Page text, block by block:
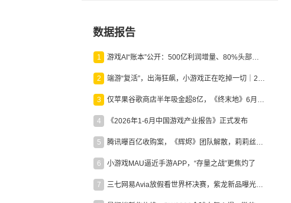
数据报告
1 游戏AI“账本”公开：500亿利润增量、80%头部入局，谁在闷声发财？
2 端游“复活”，出海狂飙，小游戏正在吃掉一切｜2026上半年产业报告
3 仅苹果谷歌商店半年吸金超8亿，《终末地》6月份收入显著回暖
4 《2026年1-6月中国游戏产业报告》正式发布
5 腾讯曝百亿收购案，《辉烬》团队解散，莉莉丝新作曝光｜陀螺周报
6 小游戏MAU逼近手游APP，“存量之战”更焦灼了
7 三七网易Avia放假看世界杯决赛，紫龙新品曝光，米哈游新作上线 | 陀螺周报